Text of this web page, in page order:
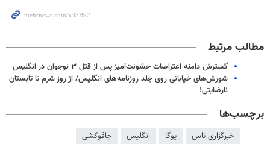
مطالب مرتبط
گسترش دامنه اعتراضات خشونت‌آمیز پس از قتل ۳ نوجوان در انگلیس
شورش‌های خیابانی روی جلد روزنامه‌های انگلیس/ از روز شرم‌ تا تابستان
نارضایتی!
برچسب‌ها
خبرگزاری تاس یوگا انگلیس چاقوکشی